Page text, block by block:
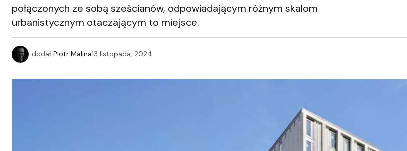
połączonych ze sobą sześcianów, odpowiadającym różnym skalom
urbanistycznym otaczającym to miejsce.
dodał Piotr Malina13 listopada, 2024